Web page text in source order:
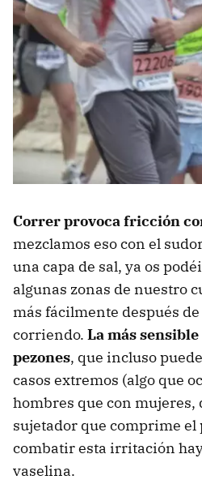
Correr provoca fricción
mezclamos eso con el
una capa de sal, ya os
algunas zonas de nuestro
más fácilmente después
corriendo. La más
pezones, que incluso
casos extremos (algo que
hombres que con mujeres,
sujetador que comprime el
combatir esta irritación
vaselina.